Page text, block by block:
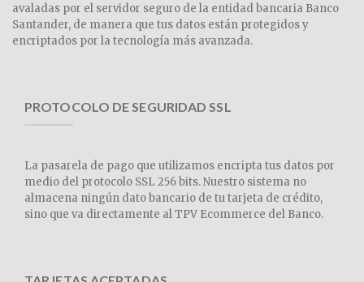
avaladas por el servidor seguro de la entidad bancaria Banco
Santander, de manera que tus datos están protegidos y
encriptados por la tecnología más avanzada.
PROTOCOLO DE SEGURIDAD SSL
La pasarela de pago que utilizamos encripta tus datos por
medio del protocolo SSL 256 bits. Nuestro sistema no
almacena ningún dato bancario de tu tarjeta de crédito,
sino que va directamente al TPV Ecommerce del Banco.